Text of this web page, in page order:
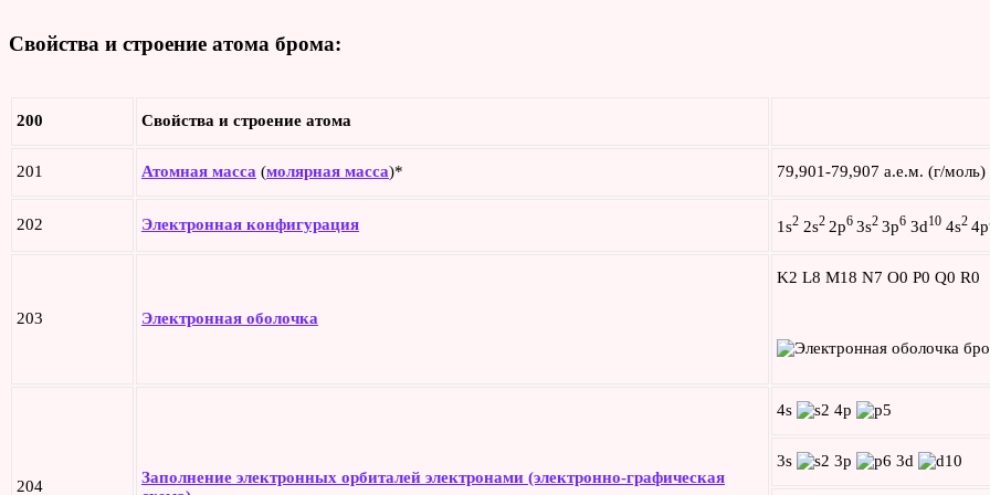
Свойства и строение атома брома:
200 Свойства и строение атома
201 Атомная масса (молярная масса)* 79,901-79,907 а.е.м. (г/моль)
202 Электронная конфигурация 1s2 2s2 2p6 3s2 3p6 3d10 4s2 4p
203 Электронная оболочка
K2 L8 M18 N7 O0 P0 Q0 R0
204
Заполнение электронных орбиталей электронами (электронно-графическая
4s 4p
3s 3p 3d